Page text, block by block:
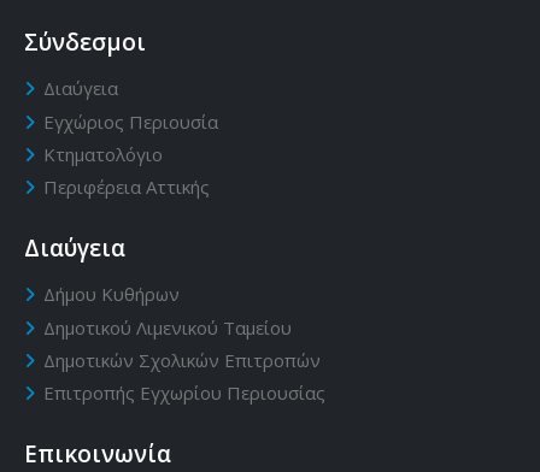
Σύνδεσμοι
Διαύγεια
Εγχώριος Περιουσία
Κτηματολόγιο
Περιφέρεια Αττικής
Διαύγεια
Δήμου Κυθήρων
Δημοτικού Λιμενικού Ταμείου
Δημοτικών Σχολικών Επιτροπών
Επιτροπής Εγχωρίου Περιουσίας
Επικοινωνία